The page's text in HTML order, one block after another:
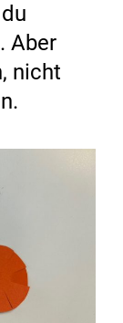
Aber
nicht